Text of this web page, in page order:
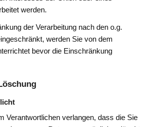
werden.
der Verarbeitung nach den o.g.
werden Sie von dem
bevor die Einschränkung
Verantwortlichen verlangen, dass die Sie